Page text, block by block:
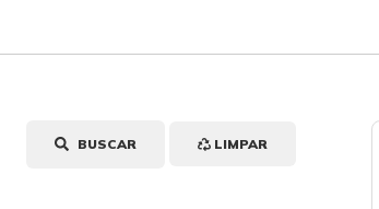
BUSCAR LIMPAR